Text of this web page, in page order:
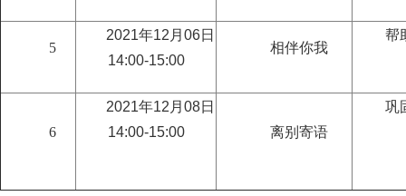
5
2021年12月06日
14:00-15:00
相伴你我
帮
6
2021年12月08日
14:00-15:00
离别寄语
巩